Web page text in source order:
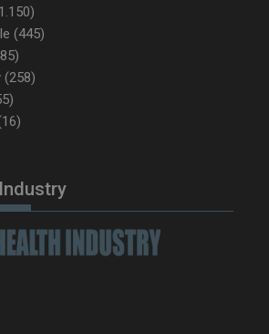
(445)
(258)
CookieScript
www.dailyhealthindustry.it
settimane